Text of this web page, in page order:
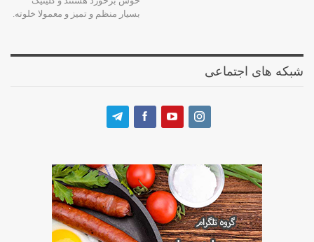
بسیار منظم و تمیز و معمولا خلوته.
شبکه های اجتماعی